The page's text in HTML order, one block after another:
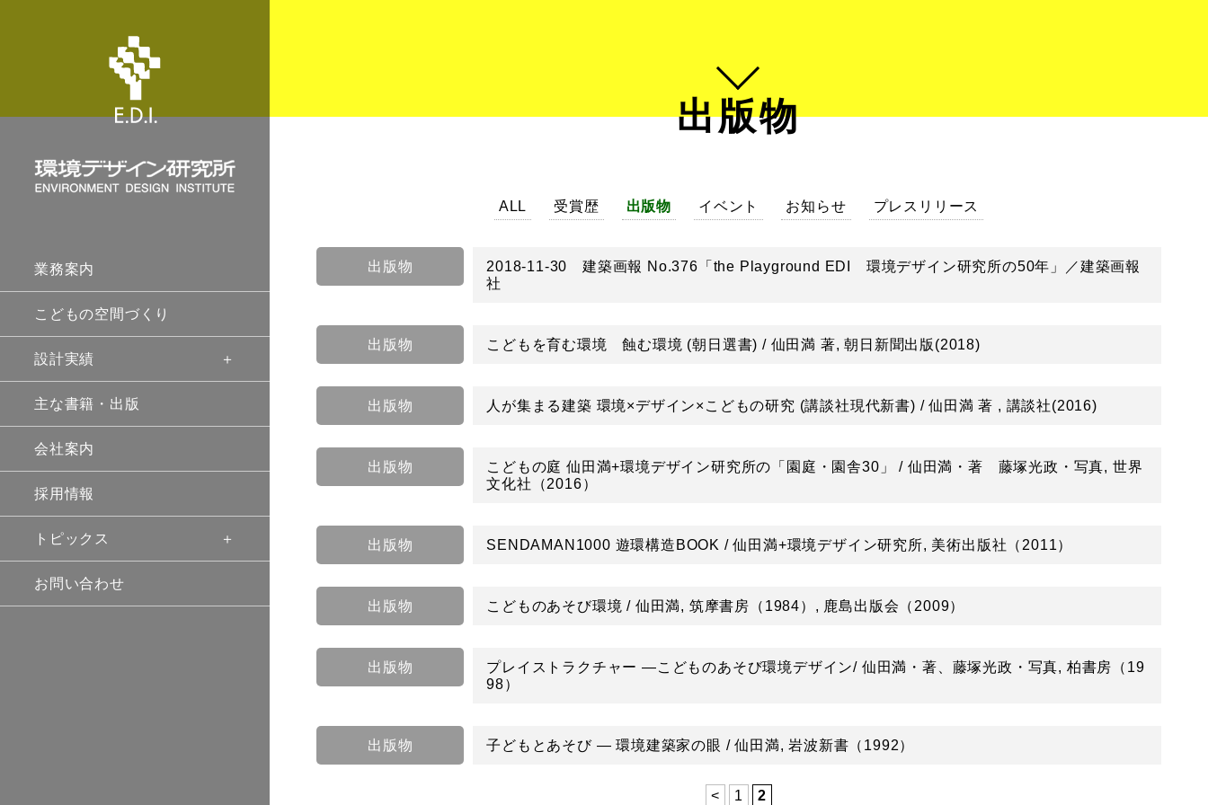
業務案内
こどもの空間づくり
設計実績
主な書籍・出版
会社案内
採用情報
トピックス
お問い合わせ
出版物
ALL 受賞歴 出版物 イベント お知らせ プレスリリース
出版物
2018-11-30 建築画報 No.376「the Playground EDI 環境デザイン研究所の50年」／建築画報
社
出版物 こどもを育む環境 蝕む環境 (朝日選書) / 仙田満 著, 朝日新聞出版(2018)
出版物 人が集まる建築 環境×デザイン×こどもの研究 (講談社現代新書) / 仙田満 著 , 講談社(2016)
出版物
こどもの庭 仙田満+環境デザイン研究所の「園庭・園舎30」 / 仙田満・著 藤塚光政・写真, 世界
文化社（2016）
出版物 SENDAMAN1000 遊環構造BOOK / 仙田満+環境デザイン研究所, 美術出版社（2011）
出版物 こどものあそび環境 / 仙田満, 筑摩書房（1984）, 鹿島出版会（2009）
出版物
プレイストラクチャー ―こどものあそび環境デザイン/ 仙田満・著、藤塚光政・写真, 柏書房（19
98）
出版物 子どもとあそび ― 環境建築家の眼 / 仙田満, 岩波新書（1992）
< 1 2